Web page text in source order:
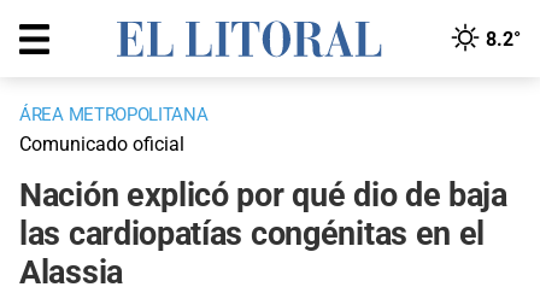
8.2°
ÁREA METROPOLITANA
Comunicado oficial
Nación explicó por qué dio de baja
las cardiopatías congénitas en el
Alassia